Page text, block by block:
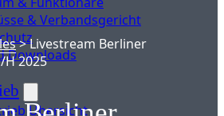
& Verbandsgericht
Downloads
Übersicht
>Livestream Berliner
2025